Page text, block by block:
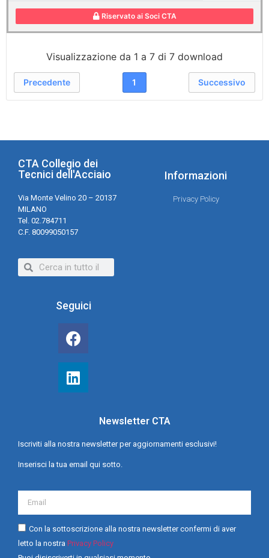
Riservato ai Soci CTA
Visualizzazione da 1 a 7 di 7 download
Precedente 1 Successivo
CTA Collegio dei
Tecnici dell'Acciaio
Via Monte Velino 20 – 20137
MILANO
Tel. 02.784711
C.F. 80099050157
Informazioni
Privacy Policy
Seguici
Newsletter CTA
Iscriviti alla nostra newsletter per aggiornamenti esclusivi!
Inserisci la tua email qui sotto.
Con la sottoscrizione alla nostra newsletter confermi di aver
letto la nostra Privacy Policy